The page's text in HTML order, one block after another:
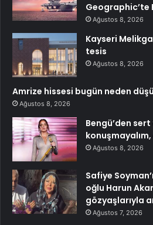
Geographic’te
Ağustos 8, 2026
Kayseri
tesis
Ağustos 8, 2026
Amrize hissesi bugün neden
Ağustos 8, 2026
Bengü’den
Ağustos 8, 2026
Safiye
oğlu Harun
gözyaşlarıyla
Ağustos 7, 2026